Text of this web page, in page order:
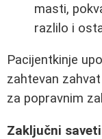
masti,
razlilo i
Pacijentkinje
zahtevan
za popravnim
Zaključni saveti